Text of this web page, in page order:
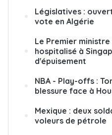
Législatives :
vote en Algérie
Le Premier
hospitalisé à
d'épuisement
NBA - Play-offs :
blessure face à
Mexique : deux
voleurs de pétrole